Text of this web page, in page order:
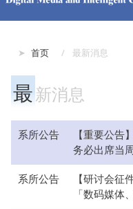
首页 最新消息
最新消息
系所公告
【重要公告
务必出席当
系所公告
【研讨会征
「数码媒体